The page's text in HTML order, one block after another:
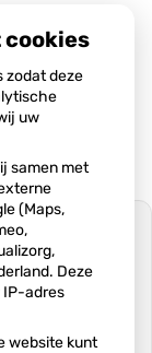
donderdag.
zodat deze
uw
samen met
(Maps,
Deze
IP-adres
website kunt